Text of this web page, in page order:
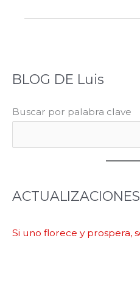
BLOG DE Luis
Buscar por palabra clave
Si uno florece y prospera,